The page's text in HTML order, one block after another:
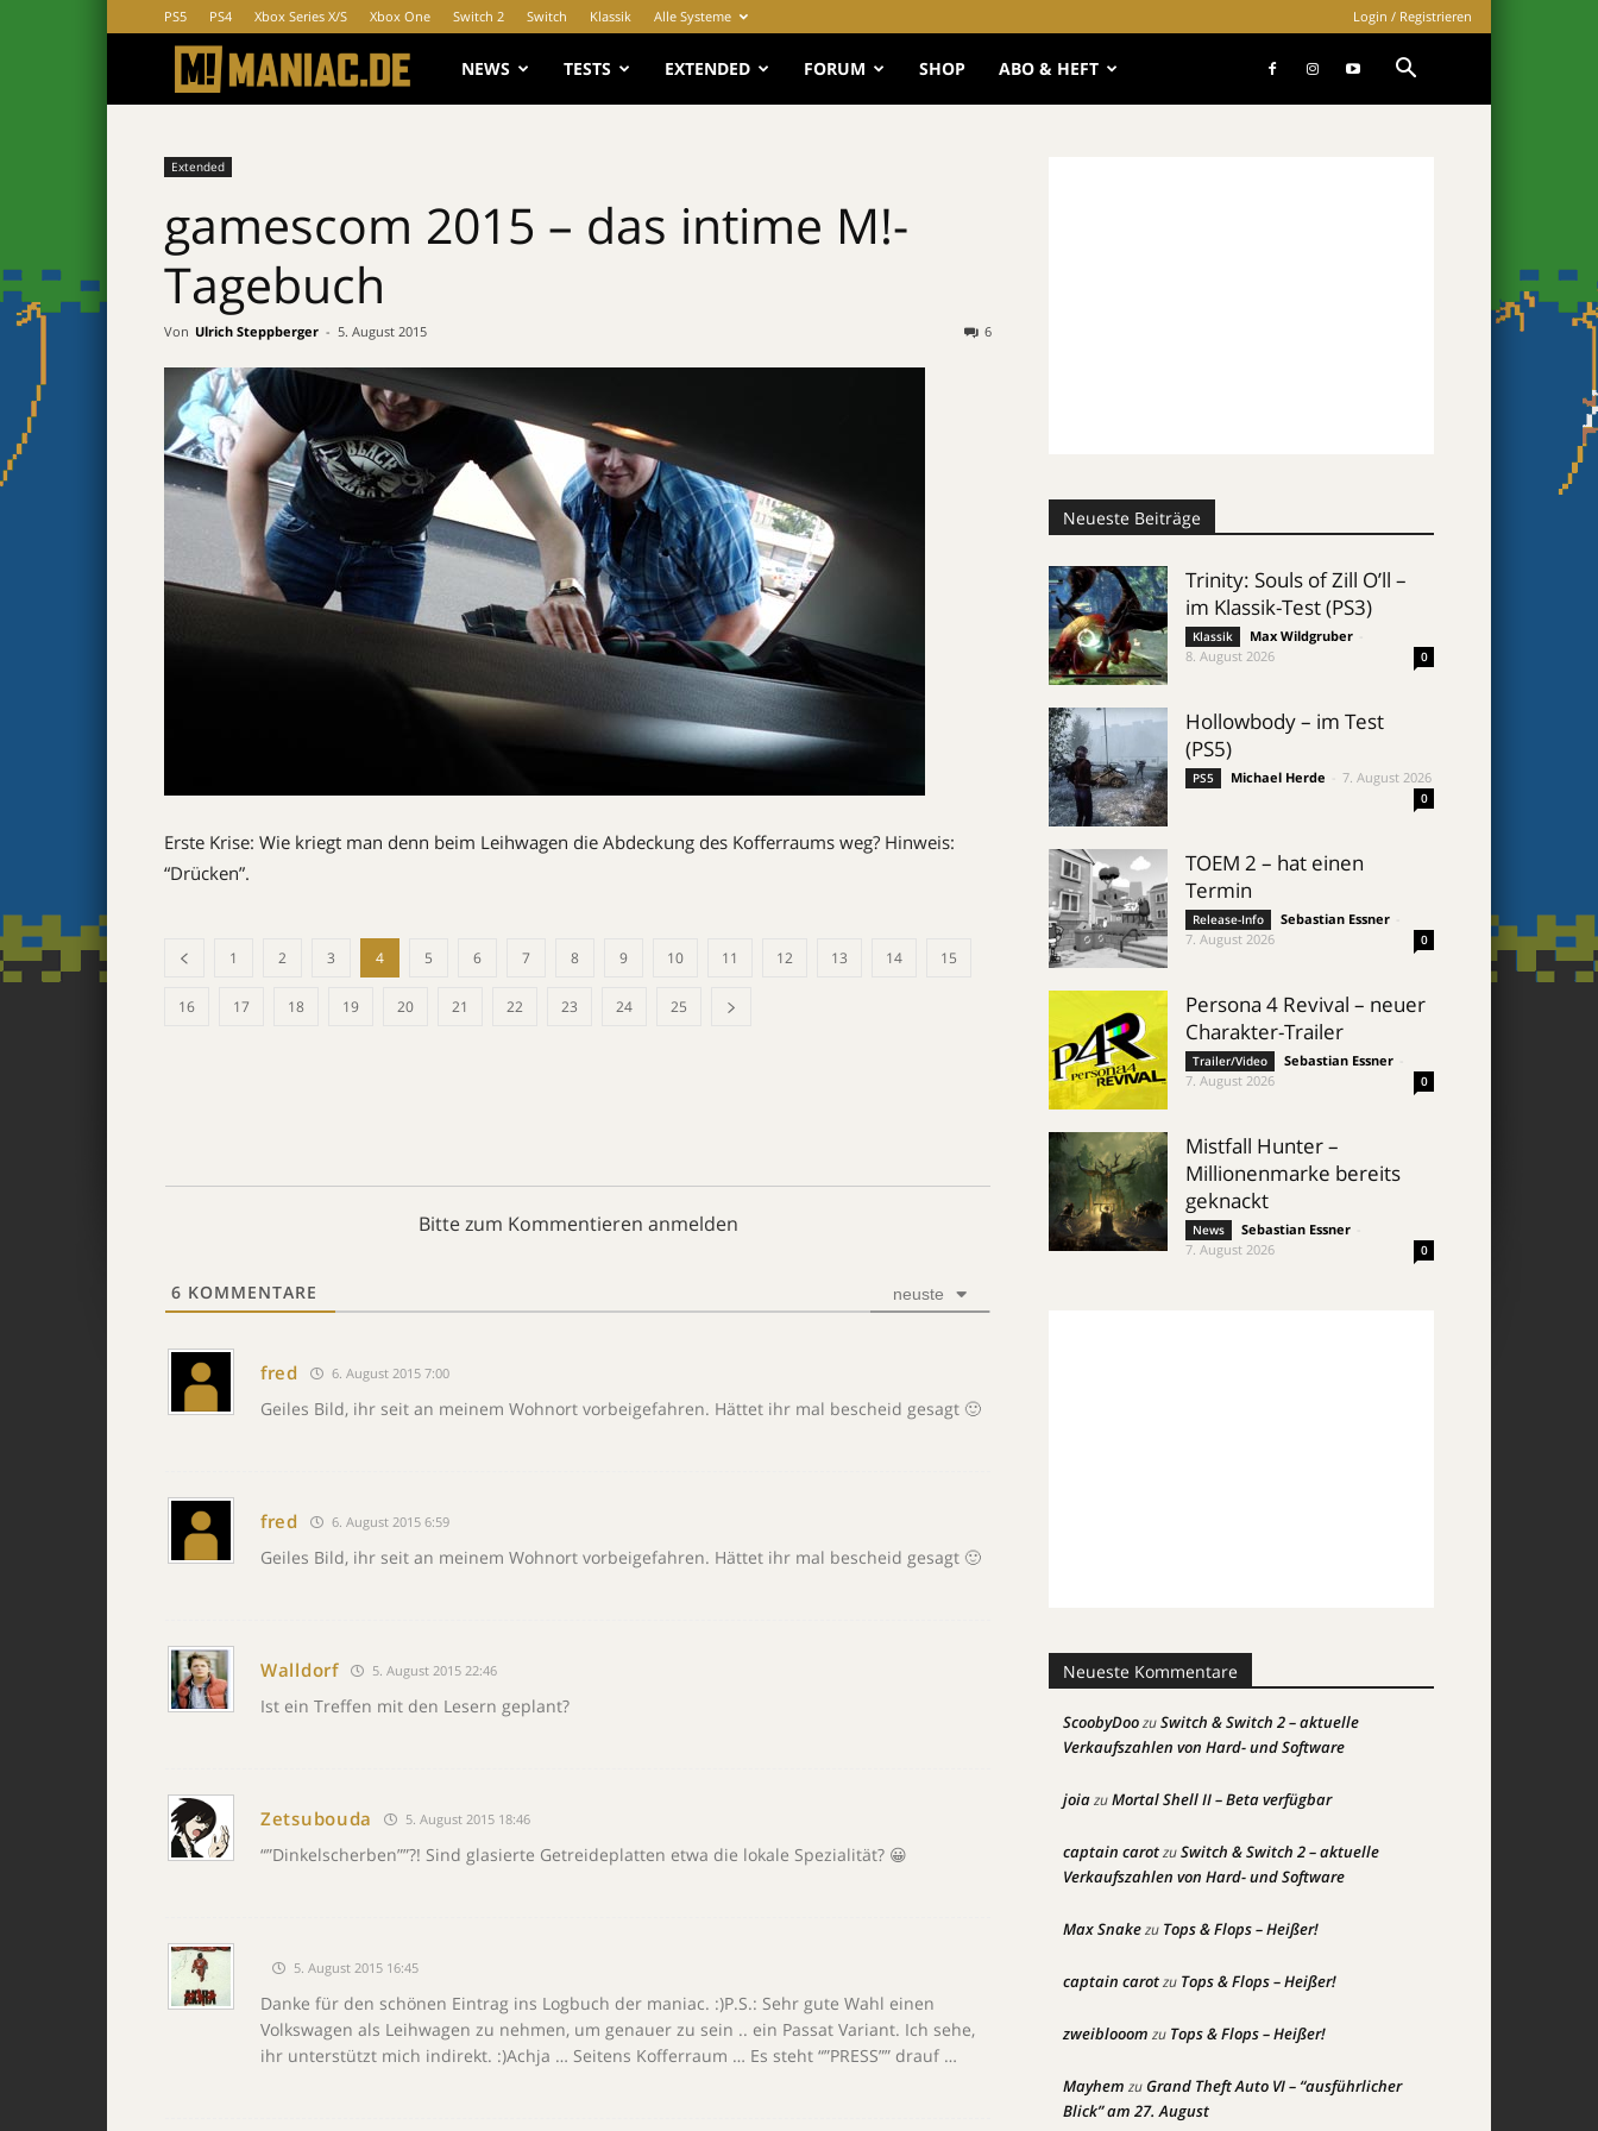
PS5 PS4 Xbox Series X/S Xbox One Switch 2 Switch Klassik Alle Systeme Login / Registrieren
MANIAC.de
NEWS TESTS EXTENDED FORUM SHOP ABO & HEFT
Extended
gamescom 2015 – das intime M!-
Tagebuch
Von Ulrich Steppberger - 5. August 2015 6
Erste Krise: Wie kriegt man denn beim Leihwagen die Abdeckung des Kofferraums weg? Hinweis:
“Drücken”.
1 2 3 4 5 6 7 8 9 10 11 12 13 14 15
16 17 18 19 20 21 22 23 24 25
Bitte zum Kommentieren anmelden
6 KOMMENTARE neuste
fred 6. August 2015 7:00
Geiles Bild, ihr seit an meinem Wohnort vorbeigefahren. Hättet ihr mal bescheid gesagt 🙂
fred 6. August 2015 6:59
Geiles Bild, ihr seit an meinem Wohnort vorbeigefahren. Hättet ihr mal bescheid gesagt 🙂
Walldorf 5. August 2015 22:46
Ist ein Treffen mit den Lesern geplant?
Zetsubouda 5. August 2015 18:46
“”Dinkelscherben””?! Sind glasierte Getreideplatten etwa die lokale Spezialität? 😀
5. August 2015 16:45
Danke für den schönen Eintrag ins Logbuch der maniac. :)P.S.: Sehr gute Wahl einen
Volkswagen als Leihwagen zu nehmen, um genauer zu sein .. ein Passat Variant. Ich sehe,
ihr unterstützt mich indirekt. :)Achja … Seitens Kofferraum … Es steht “”PRESS”” drauf …
Neueste Beiträge
Trinity: Souls of Zill O’ll –
im Klassik-Test (PS3)
Klassik Max Wildgruber
8. August 2026
0
Hollowbody – im Test
(PS5)
PS5 Michael Herde 7. August 2026
0
TOEM 2 – hat einen
Termin
Release-Info Sebastian Essner
7. August 2026
0
Persona 4 Revival – neuer
Charakter-Trailer
Trailer/Video Sebastian Essner
7. August 2026
0
Mistfall Hunter –
Millionenmarke bereits
geknackt
News Sebastian Essner
7. August 2026
0
Neueste Kommentare
ScoobyDoozuSwitch & Switch 2 – aktuelle
Verkaufszahlen von Hard- und Software
joiazuMortal Shell II – Beta verfügbar
captain carotzuSwitch & Switch 2 – aktuelle
Verkaufszahlen von Hard- und Software
Max Snakezu Tops & Flops – Heißer!
captain carotzu Tops & Flops – Heißer!
zweiblooom zu Tops & Flops – Heißer!
Mayhem zuGrand Theft Auto VI – “ausführlicher
Blick” am 27. August